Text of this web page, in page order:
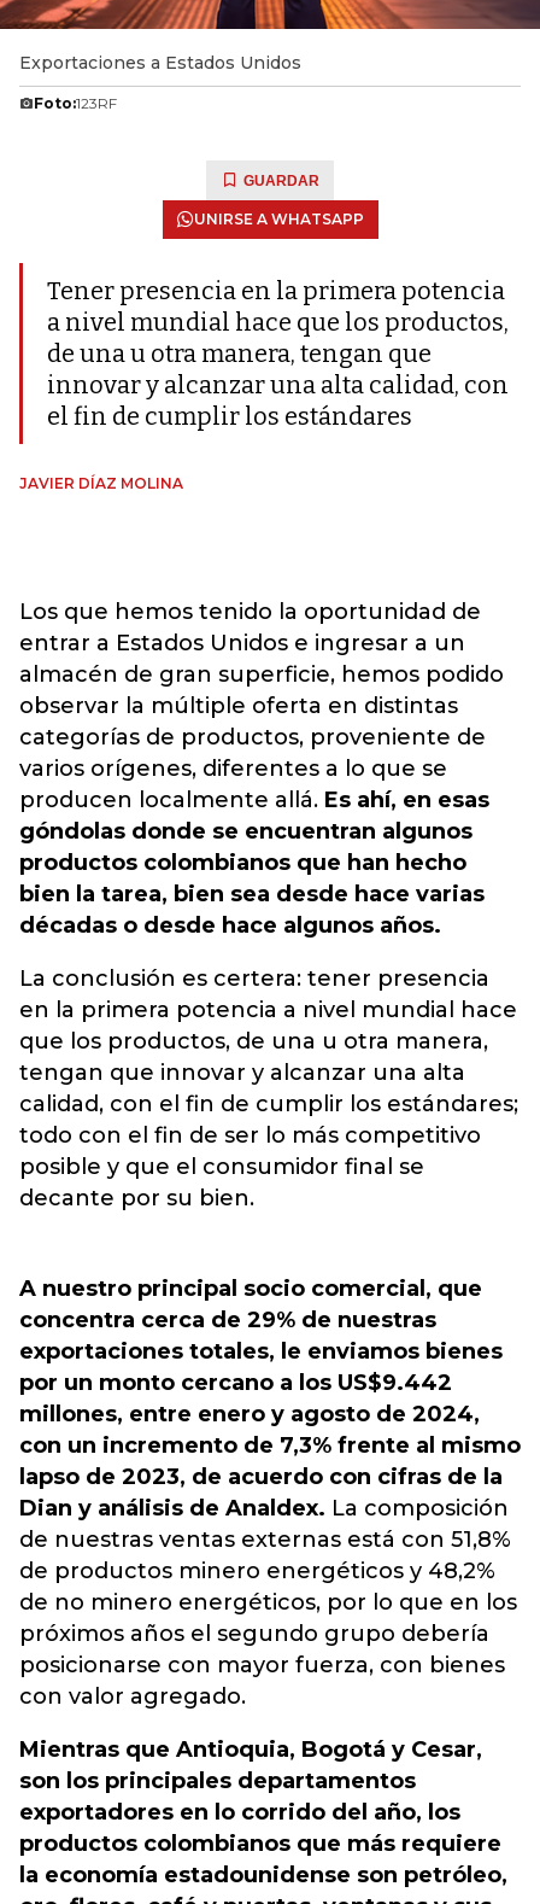
Exportaciones a Estados Unidos
Foto:123RF
GUARDAR
UNIRSE A WHATSAPP
Tener presencia en la primera potencia
a nivel mundial hace que los productos,
de una u otra manera, tengan que
innovar y alcanzar una alta calidad, con
el fin de cumplir los estándares
JAVIER DÍAZ MOLINA
Los que hemos tenido la oportunidad de
entrar a Estados Unidos e ingresar a un
almacén de gran superficie, hemos podido
observar la múltiple oferta en distintas
categorías de productos, proveniente de
varios orígenes, diferentes a lo que se
producen localmente allá. Es ahí, en esas
góndolas donde se encuentran algunos
productos colombianos que han hecho
bien la tarea, bien sea desde hace varias
décadas o desde hace algunos años.
La conclusión es certera: tener presencia
en la primera potencia a nivel mundial hace
que los productos, de una u otra manera,
tengan que innovar y alcanzar una alta
calidad, con el fin de cumplir los estándares;
todo con el fin de ser lo más competitivo
posible y que el consumidor final se
decante por su bien.
A nuestro principal socio comercial, que
concentra cerca de 29% de nuestras
exportaciones totales, le enviamos bienes
por un monto cercano a los US$9.442
millones, entre enero y agosto de 2024,
con un incremento de 7,3% frente al mismo
lapso de 2023, de acuerdo con cifras de la
Dian y análisis de Analdex. La composición
de nuestras ventas externas está con 51,8%
de productos minero energéticos y 48,2%
de no minero energéticos, por lo que en los
próximos años el segundo grupo debería
posicionarse con mayor fuerza, con bienes
con valor agregado.
Mientras que Antioquia, Bogotá y Cesar,
son los principales departamentos
exportadores en lo corrido del año, los
productos colombianos que más requiere
la economía estadounidense son petróleo,